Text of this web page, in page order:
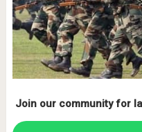
Join our community for